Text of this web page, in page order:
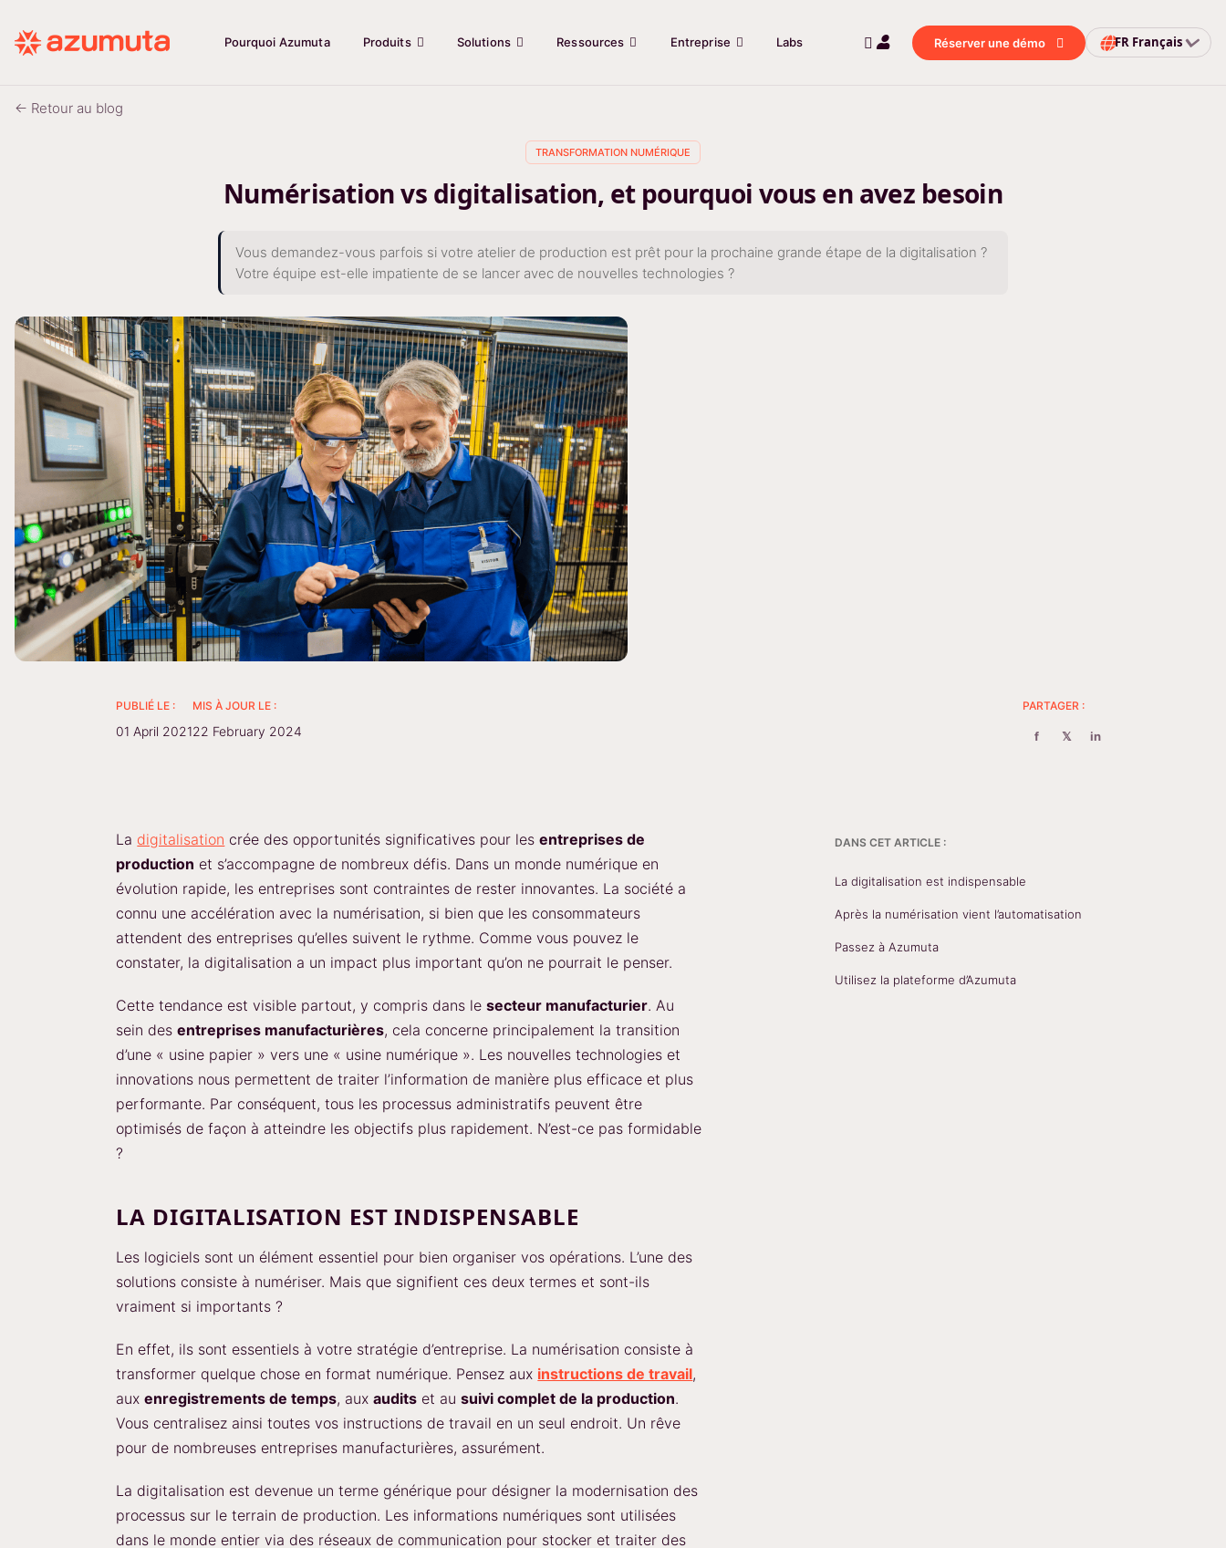
Pourquoi Azumuta Produits Solutions Ressources Entreprise Labs Réserver une démo FR Français
← Retour au blog
TRANSFORMATION NUMÉRIQUE
Numérisation vs digitalisation, et pourquoi vous en avez besoin
Vous demandez-vous parfois si votre atelier de production est prêt pour la prochaine grande étape de la digitalisation ?
Votre équipe est-elle impatiente de se lancer avec de nouvelles technologies ?
PUBLIÉ LE :
01 April 2021
MIS À JOUR LE :
22 February 2024
PARTAGER :
f 𝕏 in
La digitalisation crée des opportunités significatives pour lesentreprises de
production et s’accompagne de nombreux défis. Dans un monde numérique en
évolution rapide, les entreprises sont contraintes de rester innovantes. La société a
connu une accélération avec la numérisation, si bien que les consommateurs
attendent des entreprises qu’elles suivent le rythme. Comme vous pouvez le
constater, la digitalisation a un impact plus important qu’on ne pourrait le penser.
Cette tendance est visible partout, y compris dans lesecteur manufacturier. Au
sein desentreprises manufacturières, cela concerne principalement la transition
d’une « usine papier » vers une « usine numérique ». Les nouvelles technologies et
innovations nous permettent de traiter l’information de manière plus efficace et plus
performante. Par conséquent, tous les processus administratifs peuvent être
optimisés de façon à atteindre les objectifs plus rapidement. N’est-ce pas formidable
?
LA DIGITALISATION EST INDISPENSABLE
Les logiciels sont un élément essentiel pour bien organiser vos opérations. L’une des
solutions consiste à numériser. Mais que signifient ces deux termes et sont-ils
vraiment si importants ?
En effet, ils sont essentiels à votre stratégie d’entreprise. La numérisation consiste à
transformer quelque chose en format numérique. Pensez aux instructions de travail,
auxenregistrements de temps, auxaudits et ausuivi complet de la production.
Vous centralisez ainsi toutes vos instructions de travail en un seul endroit. Un rêve
pour de nombreuses entreprises manufacturières, assurément.
La digitalisation est devenue un terme générique pour désigner la modernisation des
processus sur le terrain de production. Les informations numériques sont utilisées
dans le monde entier via des réseaux de communication pour stocker et traiter des
DANS CET ARTICLE :
La digitalisation est indispensable
Après la numérisation vient l’automatisation
Passez à Azumuta
Utilisez la plateforme d’Azumuta